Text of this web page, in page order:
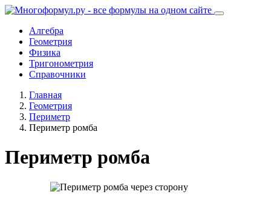
Алгебра
Геометрия
Физика
Тригонометрия
Справочники
Главная
Геометрия
Периметр
Периметр ромба
Периметр ромба